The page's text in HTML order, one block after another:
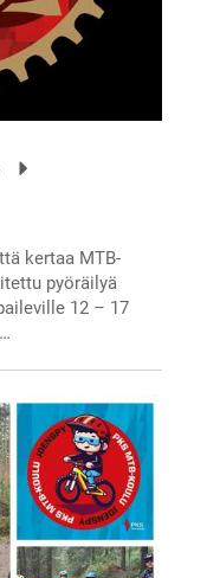
kertaa MTB-
pyöräilyä
12 – 17